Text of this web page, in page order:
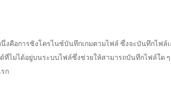
งคือการซิงโครไนซ์บันทึกเกมตามไฟล์ ซึ่งจะบันทึกไฟล์
ที่ไม่ได้อยู่บนระบบไฟล์ซึ่งช่วยให้สามารถบันทึกไฟล์ใด
ก